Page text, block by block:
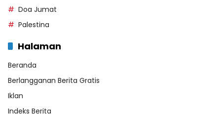
Doa Jumat
Palestina
Halaman
Beranda
Berlangganan Berita Gratis
Iklan
Indeks Berita